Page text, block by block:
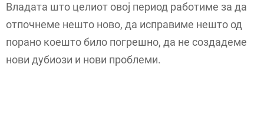
Владата што целиот овој период работиме за да
отпочнеме нешто ново, да исправиме нешто од
порано коешто било погрешно, да не создадеме
нови дубиози и нови проблеми.